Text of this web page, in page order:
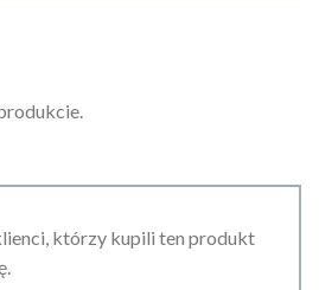
którzy kupili ten produkt